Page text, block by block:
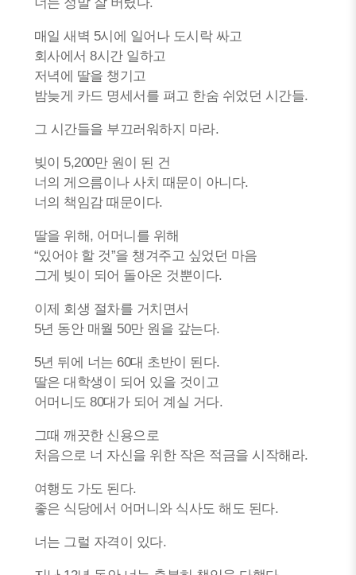
너는 정말 잘 버텼다.
매일 새벽 5시에 일어나 도시락 싸고
회사에서 8시간 일하고
저녁에 딸을 챙기고
밤늦게 카드 명세서를 펴고 한숨 쉬었던 시간들.
그 시간들을 부끄러워하지 마라.
빚이 5,200만 원이 된 건
너의 게으름이나 사치 때문이 아니다.
너의 책임감 때문이다.
딸을 위해, 어머니를 위해
“있어야 할 것”을 챙겨주고 싶었던 마음
그게 빚이 되어 돌아온 것뿐이다.
이제 회생 절차를 거치면서
5년 동안 매월 50만 원을 갚는다.
5년 뒤에 너는 60대 초반이 된다.
딸은 대학생이 되어 있을 것이고
어머니도 80대가 되어 계실 거다.
그때 깨끗한 신용으로
처음으로 너 자신을 위한 작은 적금을 시작해라.
여행도 가도 된다.
좋은 식당에서 어머니와 식사도 해도 된다.
너는 그럴 자격이 있다.